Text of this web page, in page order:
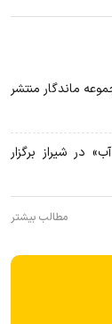
ماندگار منتشر
شیراز برگزار
مطالب بیشتر